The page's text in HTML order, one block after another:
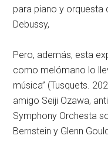
para piano y orquesta
Debussy,
Pero, además, esta
como melómano lo
música” (Tusquets.
amigo Seiji Ozawa,
Symphony Orchesta
Bernstein y Glenn